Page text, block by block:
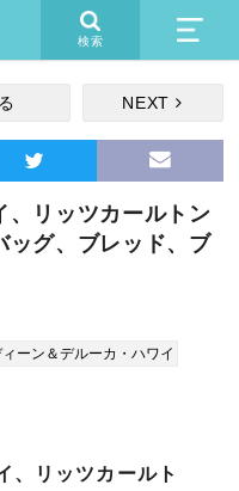
検索
NEXT
、リッツカールトン
ッグ、ブレッド、ブ
ーン＆デルーカ・ハワイ
、リッツカールト